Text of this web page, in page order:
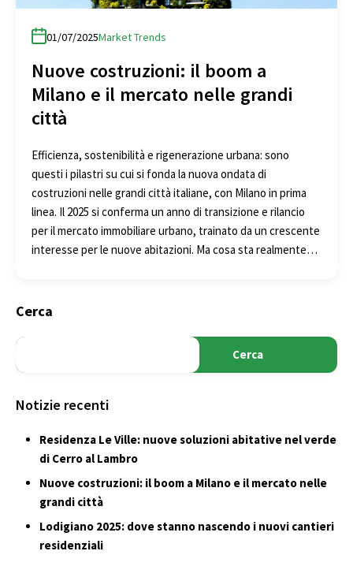
01/07/2025Market Trends
Nuove costruzioni: il boom a
Milano e il mercato nelle grandi
città
Efficienza, sostenibilità e rigenerazione urbana: sono
questi i pilastri su cui si fonda la nuova ondata di
costruzioni nelle grandi città italiane, con Milano in prima
linea. Il 2025 si conferma un anno di transizione e rilancio
per il mercato immobiliare urbano, trainato da un crescente
interesse per le nuove abitazioni. Ma cosa sta realmente…
Cerca
Cerca
Notizie recenti
Residenza Le Ville: nuove soluzioni abitative nel verde
di Cerro al Lambro
Nuove costruzioni: il boom a Milano e il mercato nelle
grandi città
Lodigiano 2025: dove stanno nascendo i nuovi cantieri
residenziali